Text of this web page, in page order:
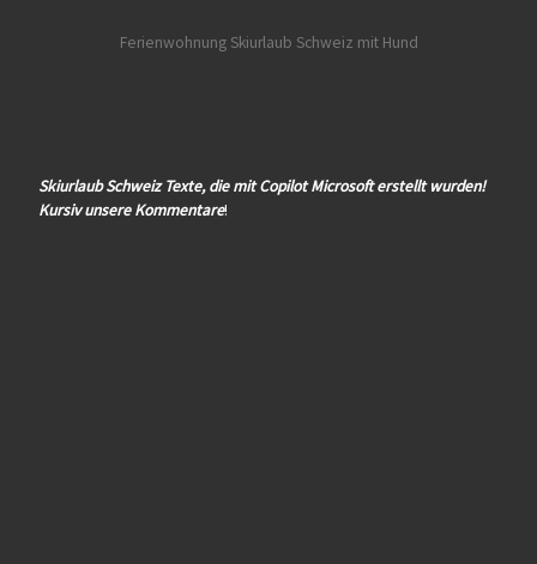
Ferienwohnung Skiurlaub Schweiz mit Hund
Skiurlaub Schweiz Texte, die mit Copilot Microsoft erstellt wurden!
Kursiv unsere Kommentare!